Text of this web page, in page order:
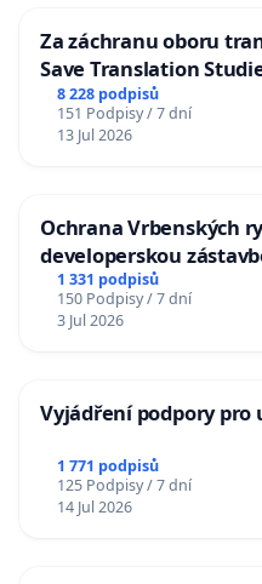
Za záchranu oboru
Save Translation
Charles University
8 228 podpisů
151 Podpisy / 7 dní
13 Jul 2026
Ochrana Vrbenských
developerskou
1 331 podpisů
150 Podpisy / 7 dní
3 Jul 2026
Vyjádření podpory pro
1 771 podpisů
125 Podpisy / 7 dní
14 Jul 2026